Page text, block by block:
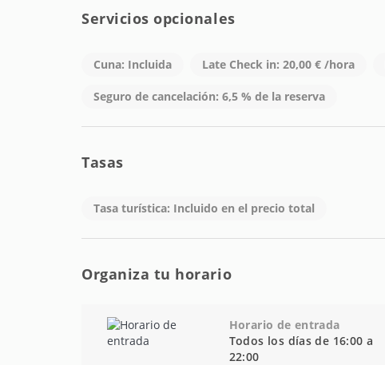
Servicios opcionales
Cuna: Incluida Late Check in: 20,00 € /hora
Seguro de cancelación: 6,5 % de la reserva
Tasas
Tasa turística: Incluido en el precio total
Organiza tu horario
Horario de entrada
Todos los días de 16:00 a
22:00